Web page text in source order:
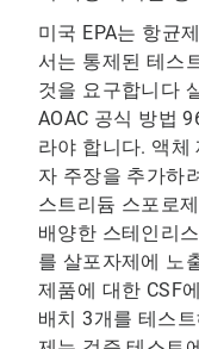
미국 EPA는 항균
서는 통제된 테스
것을 요구합니다
AOAC 공식 방법
라야 합니다. 액체
자 주장을 추가하
스트리듐 스포로
배양한 스테인리
를 살포자제에 노
제품에 대한 CSF
배치 3개를 테스